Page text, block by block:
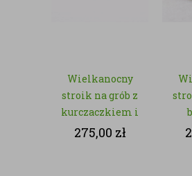
Wielkanocny
stroik na grób z
kurczaczkiem i
jajkiem –
275,00 zł